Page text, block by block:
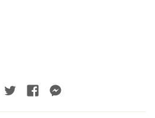
Whatsapp
TwitterFacebook